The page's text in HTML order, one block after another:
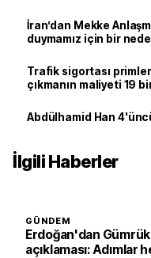
İran’dan Mekke
duymamız için bir
Trafik sigortası
çıkmanın maliyeti 19
Abdülhamid Han 4'üncü
İlgili Haberler
GÜNDEM
Erdoğan'dan
açıklaması: